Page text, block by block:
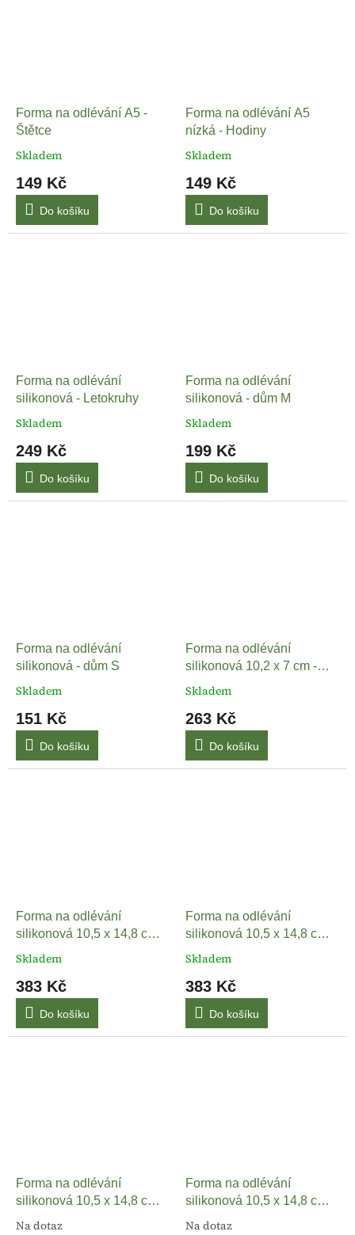
Forma na odlévání A5 -
Štětce
Skladem
149 Kč
Do košíku
Forma na odlévání A5
nízká - Hodiny
Skladem
149 Kč
Do košíku
Forma na odlévání
silikonová - Letokruhy
Skladem
249 Kč
Do košíku
Forma na odlévání
silikonová - dům M
Skladem
199 Kč
Do košíku
Forma na odlévání
silikonová - dům S
Skladem
151 Kč
Do košíku
Forma na odlévání
silikonová 10,2 x 7 cm -
Sovy
Skladem
263 Kč
Do košíku
Forma na odlévání
silikonová 10,5 x 14,8 cm -
Bordury
Skladem
383 Kč
Do košíku
Forma na odlévání
silikonová 10,5 x 14,8 cm -
Květy a listy
Skladem
383 Kč
Do košíku
Forma na odlévání
silikonová 10,5 x 14,8 cm -
Ornamenty
Na dotaz
Forma na odlévání
silikonová 10,5 x 14,8 cm -
Slunečnice
Na dotaz